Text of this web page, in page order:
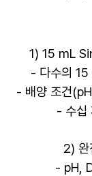
1) 15 mL
- 다수의 15
- 배양 조건
- 수십
2)
- pH,